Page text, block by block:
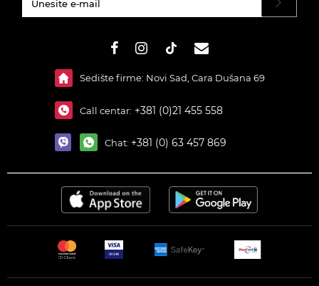
Sedište firme: Novi Sad, Cara Dušana 69
Call centar: +381 (0)21 455 558
Chat: +381 (0) 63 457 869